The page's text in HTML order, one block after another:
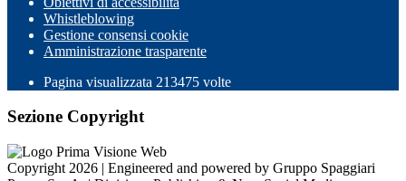
Whistleblowing
Gestione consensi cookie
Amministrazione trasparente
Pagina visualizzata 213475 volte
Sezione Copyright
Copyright 2026 | Engineered and powered by Gruppo Spaggiari